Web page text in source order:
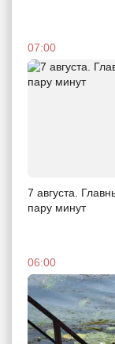
07:00
7 августа.
пару минут
06:00